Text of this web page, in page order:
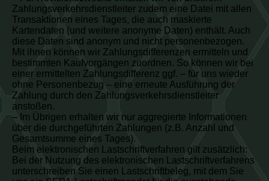
Zahlungsverkehrsdienstleiter zudem eine Datei mit allen
Transaktionen eines Tages, die auch maskierte
Kartendaten (und weitere anonyme Daten) enthält. Auch
diese Daten sind anonym und nicht personenbezogen.
Mit ihnen können wir Zahlungsdifferenzen ermitteln und
bestimmten Kaufvorgängen zuordnen. So können wir bei
einer ermittelten Zahlungsdifferenz ggf. – für uns wieder
ohne Personenbezug – eine erneute Ausführung der
Zahlung durch den Zahlungsverkehrsdienstleiter
anstoßen.
– Im Übrigen erhalten wir nur aggregierte Informationen
über die durchgeführten Zahlungen (z.B. Anzahl und
Gesamtsumme eines Tages).
Beim elektronischen Lastschriftverfahren gilt zusätzlich:
Bei der Nutzung des elektronischen Lastschriftverfahrens
unterschreiben Sie einen Lastschriftbeleg, mit dem Sie